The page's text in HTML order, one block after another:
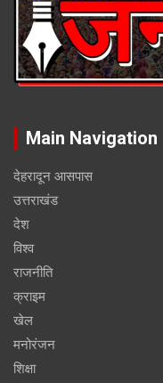
Main Navigation
देहरादून आसपास
उत्तराखंड
देश
विश्व
राजनीति
क्राइम
खेल
मनोरंजन
शिक्षा